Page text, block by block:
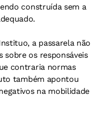
construída sem a
a passarela não
os responsáveis
contraria normas
também apontou
na mobilidade